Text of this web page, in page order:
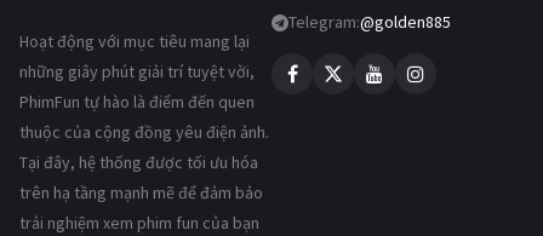
Hoạt động với mục tiêu mang lại
những giây phút giải trí tuyệt vời,
PhimFun tự hào là điểm đến quen
thuộc của cộng đồng yêu điện ảnh.
Tại đây, hệ thống được tối ưu hóa
trên hạ tầng mạnh mẽ để đảm bảo
trải nghiệm xem phim fun của bạn
Telegram:@golden885